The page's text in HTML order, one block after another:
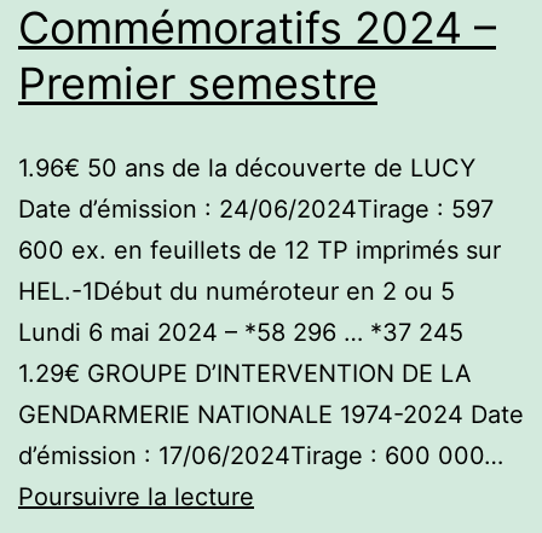
Commémoratifs 2024 –
Premier semestre
1.96€ 50 ans de la découverte de LUCY
Date d’émission : 24/06/2024Tirage : 597
600 ex. en feuillets de 12 TP imprimés sur
HEL.-1Début du numéroteur en 2 ou 5
Lundi 6 mai 2024 – *58 296 … *37 245
1.29€ GROUPE D’INTERVENTION DE LA
GENDARMERIE NATIONALE 1974-2024 Date
d’émission : 17/06/2024Tirage : 600 000…
Poursuivre la lecture